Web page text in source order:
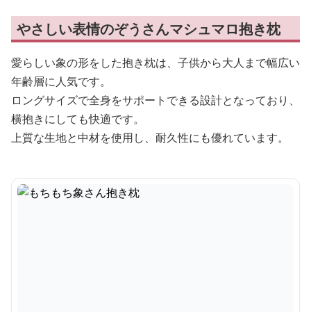
やさしい表情のぞうさんマシュマロ抱き枕
愛らしい象の形をした抱き枕は、子供から大人まで幅広い
年齢層に人気です。
ロングサイズで全身をサポートできる設計となっており、
横抱きにしても快適です。
上質な生地と中材を使用し、耐久性にも優れています。